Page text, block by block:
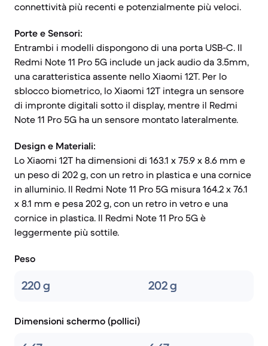
connettività più recenti e potenzialmente più veloci.
Porte e Sensori:
Entrambi i modelli dispongono di una porta USB-C. Il
Redmi Note 11 Pro 5G include un jack audio da 3.5mm,
una caratteristica assente nello Xiaomi 12T. Per lo
sblocco biometrico, lo Xiaomi 12T integra un sensore
di impronte digitali sotto il display, mentre il Redmi
Note 11 Pro 5G ha un sensore montato lateralmente.
Design e Materiali:
Lo Xiaomi 12T ha dimensioni di 163.1 x 75.9 x 8.6 mm e
un peso di 202 g, con un retro in plastica e una cornice
in alluminio. Il Redmi Note 11 Pro 5G misura 164.2 x 76.1
x 8.1 mm e pesa 202 g, con un retro in vetro e una
cornice in plastica. Il Redmi Note 11 Pro 5G è
leggermente più sottile.
Peso
220 g 202 g
Dimensioni schermo (pollici)